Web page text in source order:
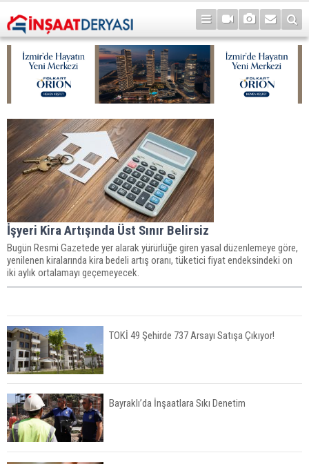
İşyeri Kira Artışında Üst Sınır Belirsiz
Bugün Resmi Gazetede yer alarak yürürlüğe giren yasal düzenlemeye göre,
yenilenen kiralarında kira bedeli artış oranı, tüketici fiyat endeksindeki on
iki aylık ortalamayı geçemeyecek.
TOKİ 49 Şehirde 737 Arsayı Satışa Çıkıyor!
Bayraklı’da İnşaatlara Sıkı Denetim